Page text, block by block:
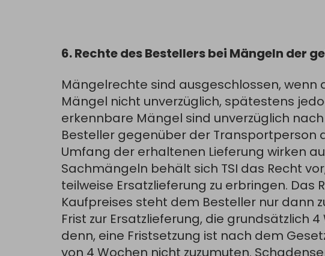
6. Rechte des Bestellers bei Mängeln der
Mängelrechte sind ausgeschlossen,
Mängel nicht unverzüglich, spätestens
erkennbare Mängel sind unverzüglich
Besteller gegenüber der
Umfang der erhaltenen Lieferung wirken
Sachmängeln behält sich TSI das Recht
teilweise Ersatzlieferung zu erbringen. Das
Kaufpreises steht dem Besteller nur dann
Frist zur Ersatzlieferung, die grundsätzlich
denn, eine Fristsetzung ist nach dem
von 4 Wochen nicht zuzumuten.